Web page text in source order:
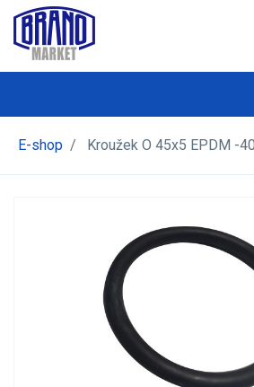
E-shop / Kroužek O 45x5 EPDM -